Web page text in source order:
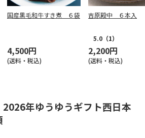
国産黒毛和牛すき煮 ６袋
4,500円
(送料・税込)
吉原殿中 ６本入
5.0 （1）
2,200円
(送料・税込)
年ゆうゆうギフト西日本